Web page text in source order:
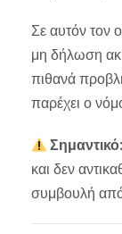
Σε αυτόν τον
μη δήλωση
πιθανά
παρέχει ο
Σημαντικό:
και δεν
συμβουλή